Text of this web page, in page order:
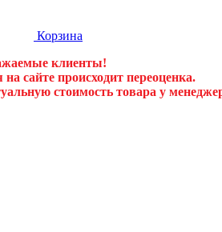
Корзина
клиенты!
сайте происходит переоценка.
стоимость товара у